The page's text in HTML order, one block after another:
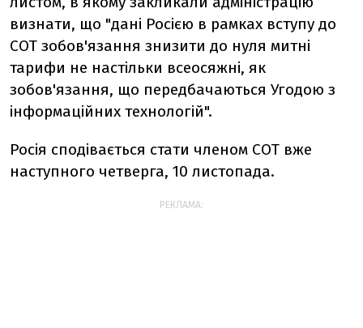
визнати, що "дані Росією в рамках вступу до
СОТ зобов'язання знизити до нуля митні
тарифи не настільки всеосяжні, як
зобов'язання, що передбачаються Угодою з
інформаційних технологій".
Росія сподівається стати членом СОТ вже
наступного четверга, 10 листопада.
РЕКЛАМА: